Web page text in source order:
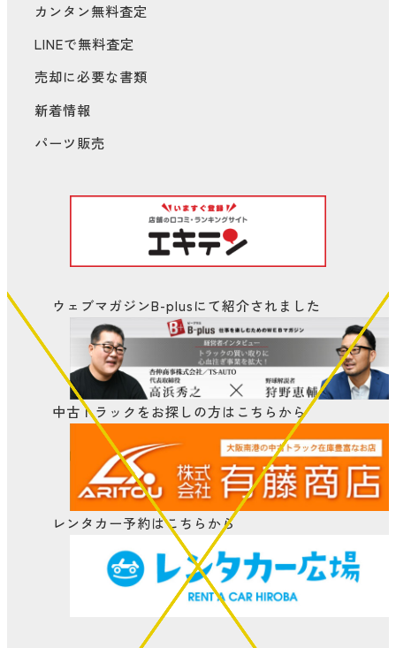
カンタン無料査定
LINEで無料査定
売却に必要な書類
新着情報
パーツ販売
ウェブマガジンB-plusにて紹介されました
中古トラックをお探しの方はこちらから
レンタカー予約はこちらから